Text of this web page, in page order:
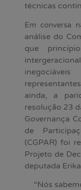
técnicas
Em conversa
análise do
que
ainda, a
resolução 23
Governança
de
(CGPAR) foi
Projeto de
deputada
“Nós